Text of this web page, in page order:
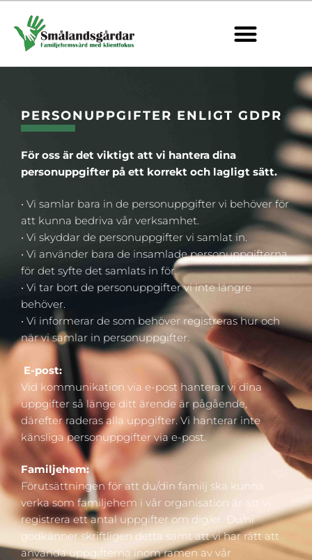
PERSONUPPGIFTER ENLIGT GDPR
För oss är det viktigt att vi hantera dina
personuppgifter på ett korrekt och lagligt sätt.
• Vi samlar bara in de personuppgifter vi behöver för
att kunna bedriva vår verksamhet.
• Vi skyddar de personuppgifter vi samlat in.
• Vi använder bara de insamlade personuppgifterna
för det syfte det samlats in för.
• Vi tar bort de personuppgifter vi inte längre
behöver.
• Vi informerar de som behöver registreras hur och
när vi samlar in personuppgifter.
E-post:
Vid kommunikation via e-post hanterar vi dina
uppgifter så länge ditt ärende är pågående,
därefter raderas alla uppgifter. Vi hanterar inte
känsliga personuppgifter via e-post.
Familjehem:
Förutsättningen för att du/din familj ska kunna
verka som familjehem i vår organisation är att vi
registrera ett antal uppgifter om dig/er. Du/ni
godkänner skriftligen detta samt att vi har rätt att
använda uppgifterna inom ramen av vår